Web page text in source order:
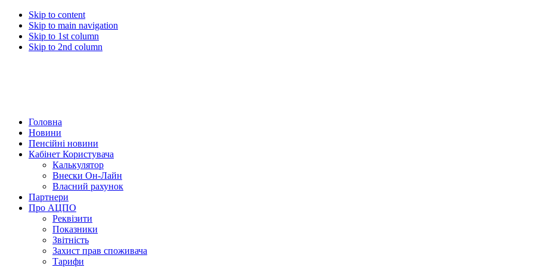
Skip to content
Skip to main navigation
Skip to 1st column
Skip to 2nd column
Головна
Новини
Пенсійні новини
Кабінет Користувача
Калькулятор
Внески Он-Лайн
Власний рахунок
Партнери
Про АЦПО
Реквізити
Показники
Звітність
Захист прав споживача
Тарифи